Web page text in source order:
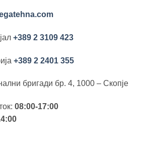
+389 2 3109 423
+389 2 2401 355
бригади бр. 4, 1000 – Скопје
08:00-17:00